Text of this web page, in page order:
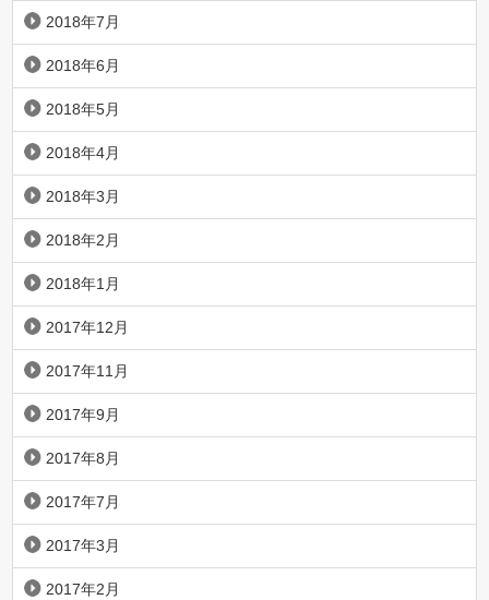
2018年7月
2018年6月
2018年5月
2018年4月
2018年3月
2018年2月
2018年1月
2017年12月
2017年11月
2017年9月
2017年8月
2017年7月
2017年3月
2017年2月